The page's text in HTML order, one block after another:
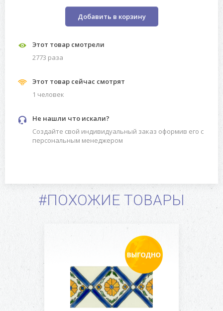
Добавить в корзину
Этот товар смотрели
2773 разa
Этот товар сейчас смотрят
1 человек
Не нашли что искали?
Создайте свой индивидуальный заказ оформив его с
персональным менеджером
#ПОХОЖИЕ ТОВАРЫ